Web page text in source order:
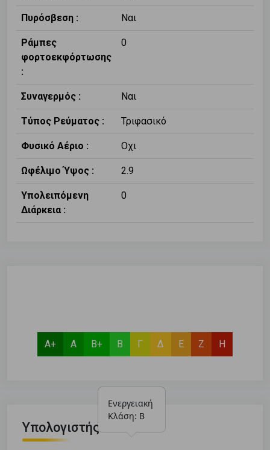
Πυρόσβεση : Ναι
Ράμπες
φορτοεκφόρτωσης
:
0
Συναγερμός : Ναι
Τύπος Ρεύματος : Τριφασικό
Φυσικό Αέριο : Οχι
Ωφέλιμο Ύψος : 2.9
Υπολειπόμενη
Διάρκεια :
0
Α+ Α Β+ Β
Ενεργειακή
Κλάση: Β
Γ Δ Ε Ζ Η
Υπολογιστής Δανείου